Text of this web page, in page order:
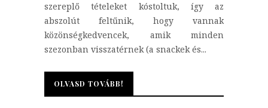
szereplő tételeket kóstoltuk, így az
abszolút feltűnik, hogy vannak
közönségkedvencek, amik minden
szezonban visszatérnek (a snackek és...
OLVASD TOVÁBB!
OLVASD TOVÁBB!